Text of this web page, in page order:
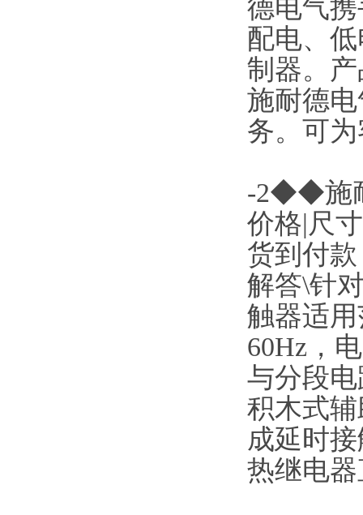
德电气
配电、
制器。
施耐德
务。可
-2◆◆施
价格|尺
货到付
解答\针
触器适
60Hz，
与分段
积木式
成延时
热继电